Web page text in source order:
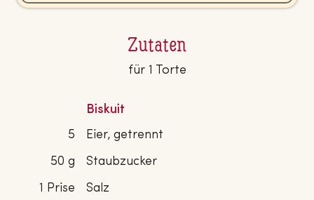
Zutaten
für 1 Torte
Biskuit
5
Eier, getrennt
50 g
Staubzucker
1 Prise
Salz